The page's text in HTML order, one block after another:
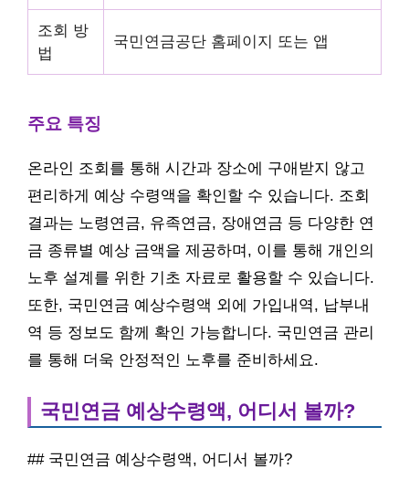
조회 방
법
국민연금공단 홈페이지 또는 앱
주요 특징
온라인 조회를 통해 시간과 장소에 구애받지 않고
편리하게 예상 수령액을 확인할 수 있습니다. 조회
결과는 노령연금, 유족연금, 장애연금 등 다양한 연
금 종류별 예상 금액을 제공하며, 이를 통해 개인의
노후 설계를 위한 기초 자료로 활용할 수 있습니다.
또한, 국민연금 예상수령액 외에 가입내역, 납부내
역 등 정보도 함께 확인 가능합니다. 국민연금 관리
를 통해 더욱 안정적인 노후를 준비하세요.
국민연금 예상수령액, 어디서 볼까?
## 국민연금 예상수령액, 어디서 볼까?